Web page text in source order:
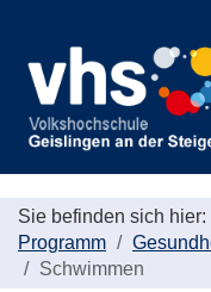
Sie befinden sich hier:
Programm
Schwimmen